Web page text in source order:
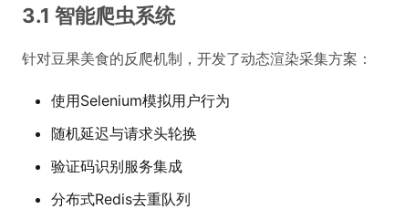
3.1 智能爬虫系统
针对豆果美食的反爬机制，开发了动态渲染采集方案：
使用Selenium模拟用户行为
随机延迟与请求头轮换
验证码识别服务集成
分布式Redis去重队列